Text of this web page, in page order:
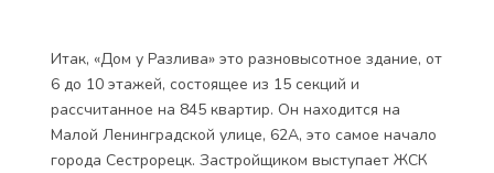
Итак, «Дом у Разлива» это разновысотное здание, от
6 до 10 этажей, состоящее из 15 секций и
рассчитанное на 845 квартир. Он находится на
Малой Ленинградской улице, 62А, это самое начало
города Сестрорецк. Застройщиком выступает ЖСК